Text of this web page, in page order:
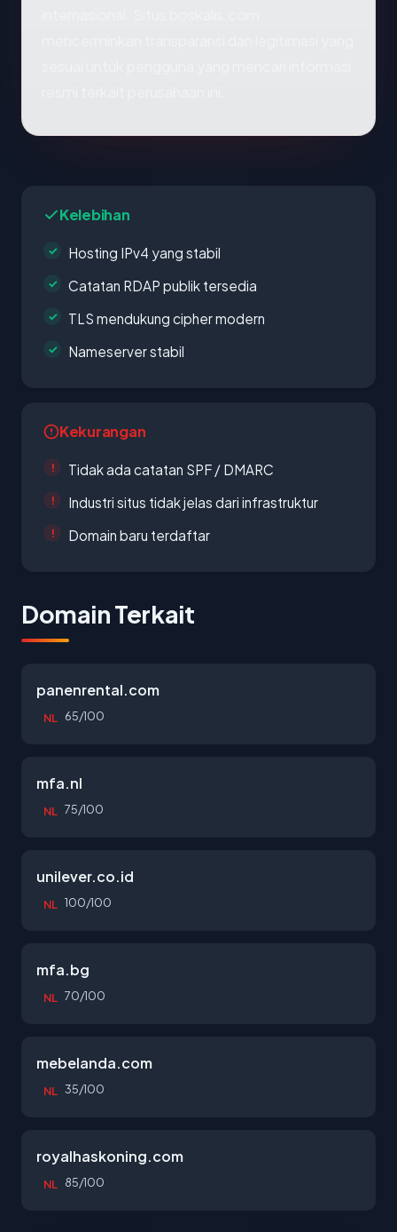
Kelebihan
Hosting IPv4 yang stabil
Catatan RDAP publik tersedia
TLS mendukung cipher modern
Nameserver stabil
Kekurangan
Tidak ada catatan SPF / DMARC
Industri situs tidak jelas dari infrastruktur
Domain baru terdaftar
Domain Terkait
panenrental.com
NL 65/100
mfa.nl
NL 75/100
unilever.co.id
NL 100/100
mfa.bg
NL 70/100
mebelanda.com
NL 35/100
royalhaskoning.com
NL 85/100